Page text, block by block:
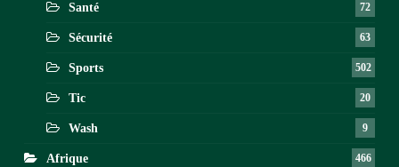
Santé 72
Sécurité 63
Sports 502
Tic 20
Wash 9
Afrique 466